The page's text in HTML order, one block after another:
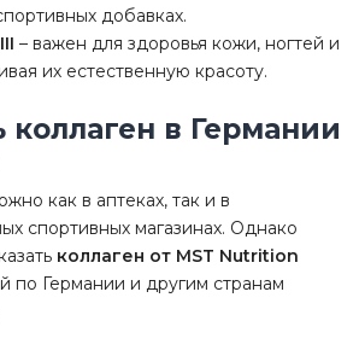
добавках.
– важен для здоровья кожи, ногтей и
их естественную красоту.
коллаген в Германии
как в аптеках, так и в
спортивных магазинах. Однако
коллаген от MST Nutrition
по Германии и другим странам